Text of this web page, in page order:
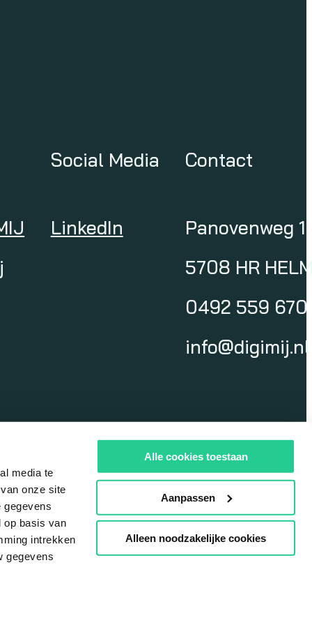
media te
onze site
gegevens
op basis van
intrekken
gegevens
Alle cookies toestaan
Aanpassen
Alleen noodzakelijke cookies
Social Media
LinkedIn
Contact
Panovenweg 1
5708 HR
0492 559 670
info@digimij.nl
portal